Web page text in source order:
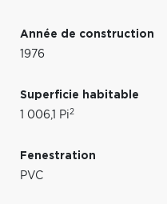
Année de construction
1976
Superficie habitable
1 006,1 Pi2
Fenestration
PVC